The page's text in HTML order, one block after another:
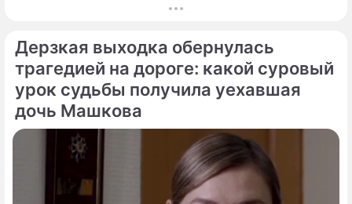
календаре 10 августа 2026 года — дата с
Дерзкая выходка обернулась
трагедией на дороге: какой суровый
урок судьбы получила уехавшая
дочь Машкова